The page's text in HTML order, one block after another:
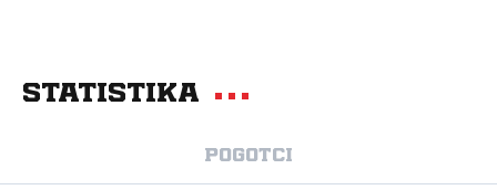
Statistika
Pogotci